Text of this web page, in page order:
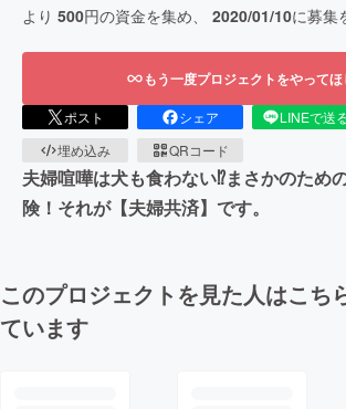
より 500円の資金を集め、 2020/01/10に募集
もう一度プロジェクトをやって
ポスト シェア LINEで送
埋め込み
QRコード
夫婦喧嘩は犬も食わない⁉︎まさかのため
険！それが【夫婦共済】です。
このプロジェクトを見た人はこち
ています